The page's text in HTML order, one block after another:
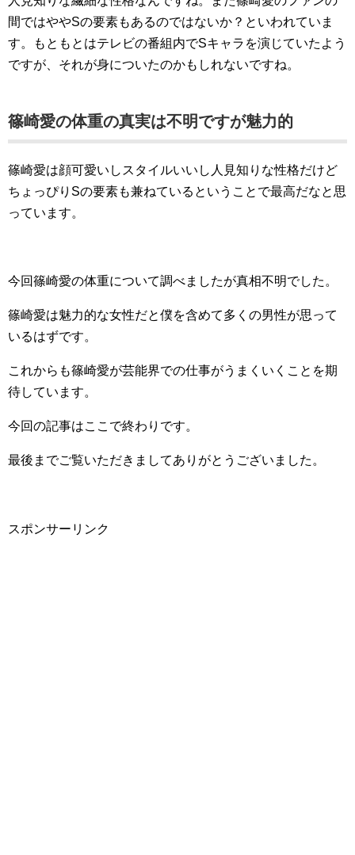
間ではややSの要素もあるのではないか？といわれていま
す。もともとはテレビの番組内でSキャラを演じていたよう
ですが、それが身についたのかもしれないですね。
篠崎愛の体重の真実は不明ですが魅力的
篠崎愛は顔可愛いしスタイルいいし人見知りな性格だけど
ちょっぴりSの要素も兼ねているということで最高だなと思
っています。
今回篠崎愛の体重について調べましたが真相不明でした。
篠崎愛は魅力的な女性だと僕を含めて多くの男性が思って
いるはずです。
これからも篠崎愛が芸能界での仕事がうまくいくことを期
待しています。
今回の記事はここで終わりです。
最後までご覧いただきましてありがとうございました。
スポンサーリンク